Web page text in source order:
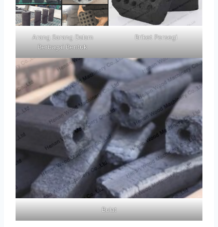
Arang Sarang Dalam
Berbagai Bentuk
Briket Persegi
Bulat